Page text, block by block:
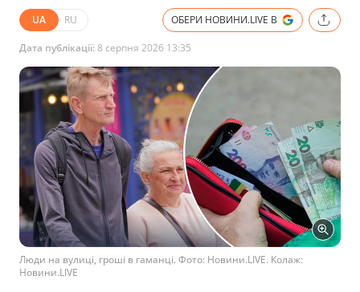
UA RU ОБЕРИ НОВИНИ.LIVE В
Дата публікації:8 серпня 2026 13:35
Люди на вулиці, гроші в гаманці. Фото: Новини.LIVE. Колаж:
Новини.LIVE